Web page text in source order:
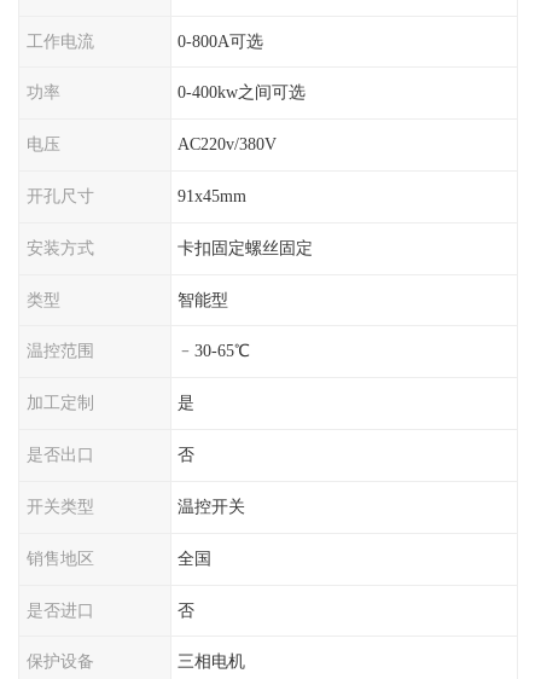
工作电流 0-800A可选
功率 0-400kw之间可选
电压 AC220v/380V
开孔尺寸 91x45mm
安装方式 卡扣固定螺丝固定
类型 智能型
温控范围 ﹣30-65℃
加工定制 是
是否出口 否
开关类型 温控开关
销售地区 全国
是否进口 否
保护设备 三相电机